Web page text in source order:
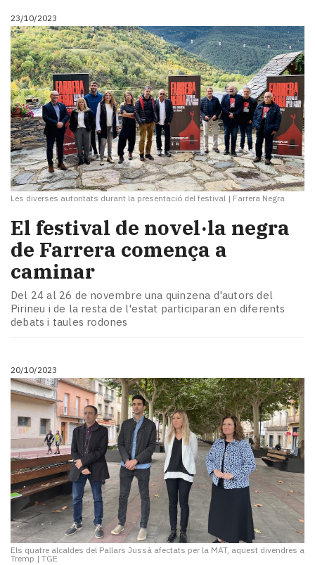
23/10/2023
Les diverses autoritats durant la presentació del festival | Farrera Negra
El festival de novel·la negra
de Farrera comença a
caminar
Del 24 al 26 de novembre una quinzena d'autors del
Pirineu i de la resta de l'estat participaran en diferents
debats i taules rodones
20/10/2023
Els quatre alcaldes del Pallars Jussà afectats per la MAT, aquest divendres a
Tremp | TGE